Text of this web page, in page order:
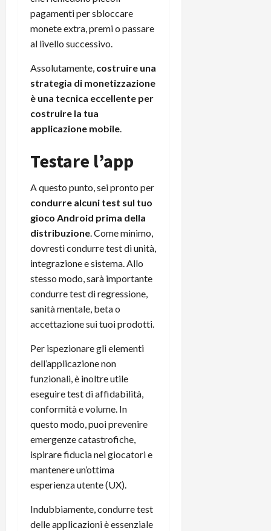
pagamenti per sbloccare
monete extra, premi o passare
al livello successivo.
Assolutamente, costruire una
strategia di monetizzazione
è una tecnica eccellente per
costruire la tua
applicazione mobile.
Testare l’app
A questo punto, sei pronto per
condurre alcuni test sul tuo
gioco Android prima della
distribuzione. Come minimo,
dovresti condurre test di unità,
integrazione e sistema. Allo
stesso modo, sarà importante
condurre test di regressione,
sanità mentale, beta o
accettazione sui tuoi prodotti.
Per ispezionare gli elementi
dell’applicazione non
funzionali, è inoltre utile
eseguire test di affidabilità,
conformità e volume. In
questo modo, puoi prevenire
emergenze catastrofiche,
ispirare fiducia nei giocatori e
mantenere un’ottima
esperienza utente (UX).
Indubbiamente, condurre test
delle applicazioni è essenziale